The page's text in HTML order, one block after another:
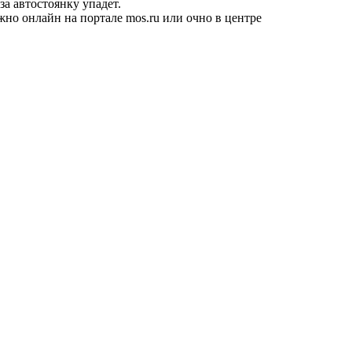
автостоянку упадет.
онлайн на портале mos.ru или очно в центре